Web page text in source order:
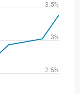
2.5%
3%
3.5%